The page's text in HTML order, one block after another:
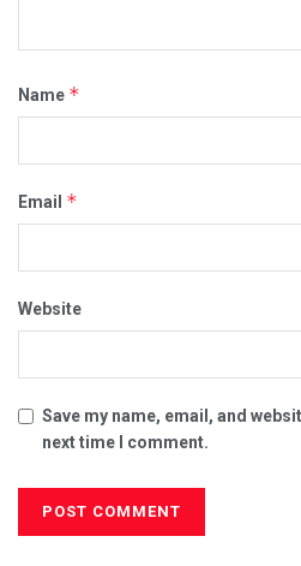
Name *
Email *
Website
Save my name, email, and
next time I comment.